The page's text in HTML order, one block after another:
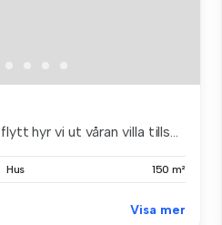
hyr vi ut våran villa tills...
Hus 150 m²
Visa mer